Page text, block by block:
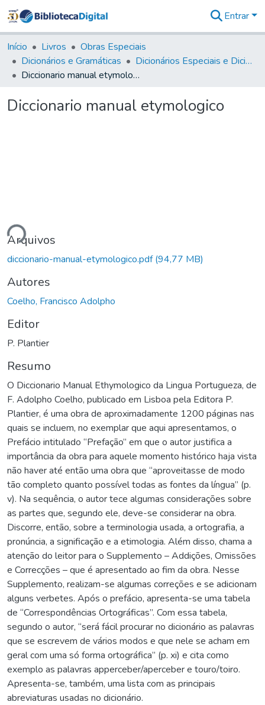
&
Coleções
Tudo na
Biblioteca
Estatísticas
Entrar
Início Livros
Obras Especiais
Dicionários e Gramáticas
Dicionários Especiais e Dicionários Especializados
Diccionario manual etymologico
Diccionario manual etymologico
Arquivos
diccionario-manual-etymologico.pdf(94,77 MB)
Autores
Coelho, Francisco Adolpho
Editor
P. Plantier
Resumo
O Diccionario Manual Ethymologico da Lingua Portugueza, de
F. Adolpho Coelho, publicado em Lisboa pela Editora P.
Plantier, é uma obra de aproximadamente 1200 páginas nas
quais se incluem, no exemplar que aqui apresentamos, o
Prefácio intitulado “Prefação” em que o autor justifica a
importância da obra para aquele momento histórico haja vista
não haver até então uma obra que “aproveitasse de modo
tão completo quanto possível todas as fontes da língua” (p.
v). Na sequência, o autor tece algumas considerações sobre
as partes que, segundo ele, deve-se considerar na obra.
Discorre, então, sobre a terminologia usada, a ortografia, a
pronúncia, a significação e a etimologia. Além disso, chama a
atenção do leitor para o Supplemento – Addições, Omissões
e Correcções – que é apresentado ao fim da obra. Nesse
Supplemento, realizam-se algumas correções e se adicionam
alguns verbetes. Após o prefácio, apresenta-se uma tabela
de “Correspondências Ortográficas”. Com essa tabela,
segundo o autor, “será fácil procurar no dicionário as palavras
que se escrevem de vários modos e que nele se acham em
geral com uma só forma ortográfica” (p. xi) e cita como
exemplo as palavras apperceber/aperceber e touro/toiro.
Apresenta-se, também, uma lista com as principais
abreviaturas usadas no dicionário.